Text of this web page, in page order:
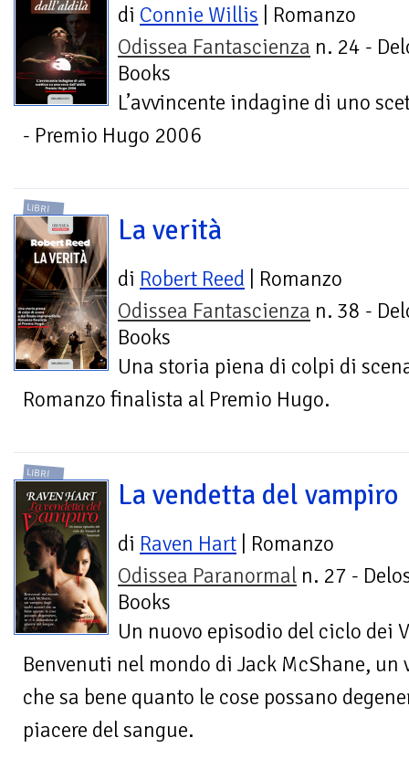
di Connie Willis | Romanzo
Odissea Fantascienza n. 24 -
Books
L’avvincente indagine di uno
- Premio Hugo 2006
LIBRI
La verità
di Robert Reed | Romanzo
Odissea Fantascienza n. 38 -
Books
Una storia piena di colpi di
Romanzo finalista al Premio Hugo.
LIBRI
La vendetta del vampiro
di Raven Hart | Romanzo
Odissea Paranormal n. 27 -
Books
Un nuovo episodio del ciclo dei
Benvenuti nel mondo di Jack McShane,
che sa bene quanto le cose possano
piacere del sangue.